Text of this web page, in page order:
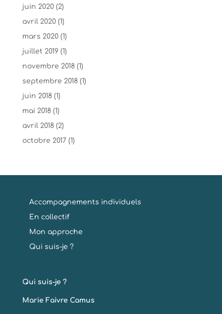
juin 2020(2)
avril 2020(1)
mars 2020(1)
juillet 2019(1)
novembre 2018(1)
septembre 2018(1)
juin 2018(1)
mai 2018(1)
avril 2018(2)
octobre 2017 (1)
Accompagnements individuels
En collectif
Mon approche
Qui suis-je ?
Qui suis-je ?
Marie Faivre Camus